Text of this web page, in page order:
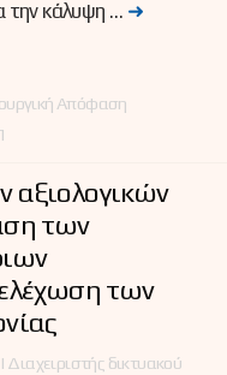
την κάλυψη … ➜
Απόφαση
αξιολογικών
των
των
δικτυακού